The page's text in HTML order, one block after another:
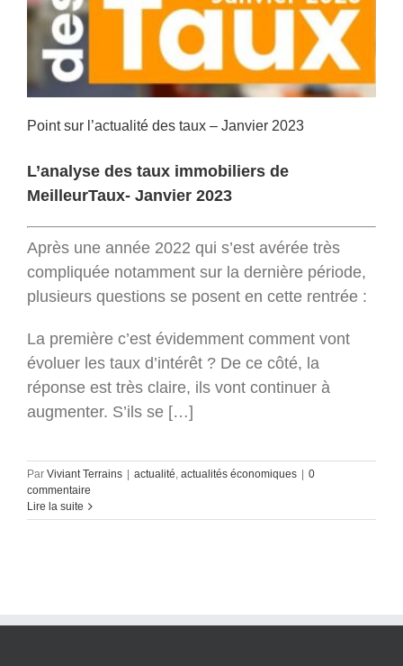
Point sur l’actualité des taux – Janvier 2023
L’analyse des taux immobiliers de
MeilleurTaux- Janvier 2023
Après une année 2022 qui s’est avérée très
compliquée notamment sur la dernière période,
plusieurs questions se posent en cette rentrée :
La première c’est évidemment comment vont
évoluer les taux d’intérêt ? De ce côté, la
réponse est très claire, ils vont continuer à
augmenter. S’ils se […]
Par Viviant Terrains | actualité actualités économiques | 0
commentaire
Lire la suite